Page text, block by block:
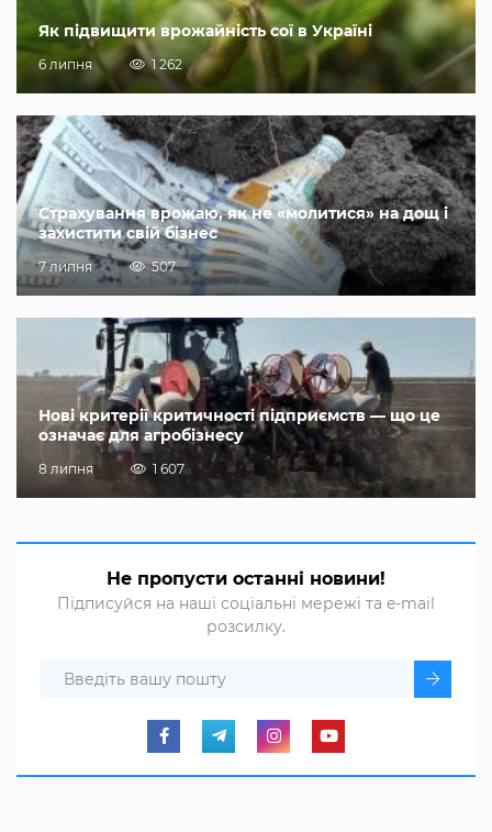
Як підвищити врожайність сої в Україні
6 липня 1 262
Страхування врожаю, як не «молитися» на дощ і
захистити свій бізнес
7 липня 507
Нові критерії критичності підприємств — що це
означає для агробізнесу
8 липня 1 607
Не пропусти останні новини!
Підписуйся на наші соціальні мережі та e-mail
розсилку.